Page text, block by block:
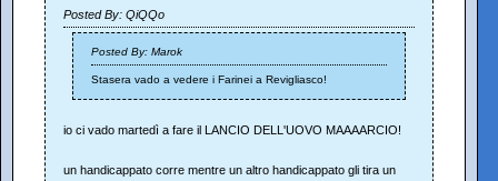
Posted By: QiQQo
Posted By: Marok
Stasera vado a vedere i Farinei a Revigliasco!
io ci vado martedì a fare il LANCIO DELL'UOVO MAAAARCIO!
un handicappato corre mentre un altro handicappato gli tira un